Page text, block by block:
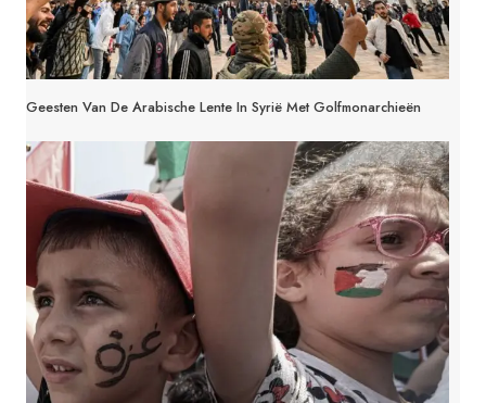
Geesten Van De Arabische Lente In Syrië Met Golfmonarchieën